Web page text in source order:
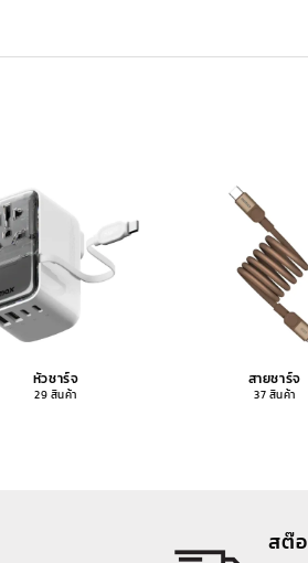
หัวชาร์จ
29 สินค้า
สายชาร์จ
37 สินค้า
สต๊